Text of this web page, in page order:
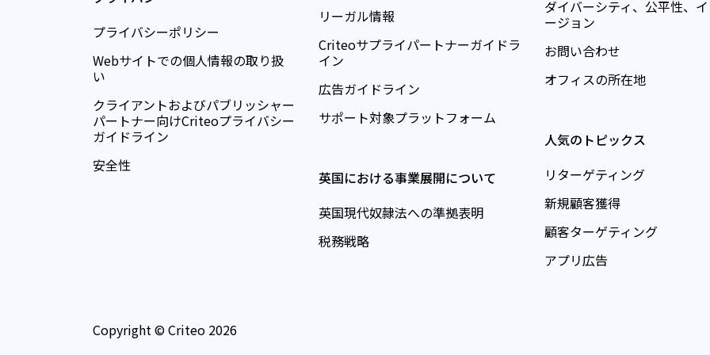
プライバシーポリシー
Webサイトでの個人情報の取り扱
い
クライアントおよびパブリッシャー
パートナー向けCriteoプライバシー
ガイドライン
安全性
リーガル情報
Criteoサプライパートナーガイドラ
イン
広告ガイドライン
サポート対象プラットフォーム
英国における事業展開について
英国現代奴隷法への準拠表明
税務戦略
ダイバーシティ、公平性、
ージョン
お問い合わせ
オフィスの所在地
人気のトピックス
リターゲティング
新規顧客獲得
顧客ターゲティング
アプリ広告
Copyright © Criteo 2026